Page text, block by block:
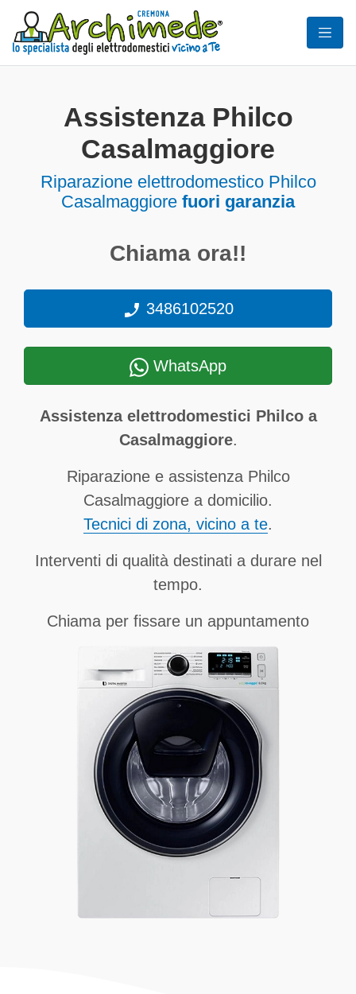
Assistenza Philco
Casalmaggiore
Riparazione elettrodomestico Philco
Casalmaggiore fuori garanzia
Chiama ora!!
3486102520
WhatsApp
Assistenza elettrodomestici Philco a
Casalmaggiore.
Riparazione e assistenza Philco
Casalmaggiore a domicilio.
Tecnici di zona, vicino a te.
Interventi di qualità destinati a durare nel
tempo.
Chiama per fissare un appuntamento